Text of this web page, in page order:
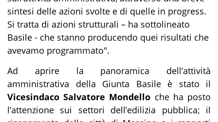
sintesi delle azioni svolte e di quelle in progress.
Si tratta di azioni strutturali – ha sottolineato
Basile - che stanno producendo quei risultati che
avevamo programmato".
Ad aprire la panoramica dell’attività
amministrativa della Giunta Basile è stato il
Vicesindaco Salvatore Mondello che ha posto
l’attenzione sui settori dell’edilizia pubblica; il